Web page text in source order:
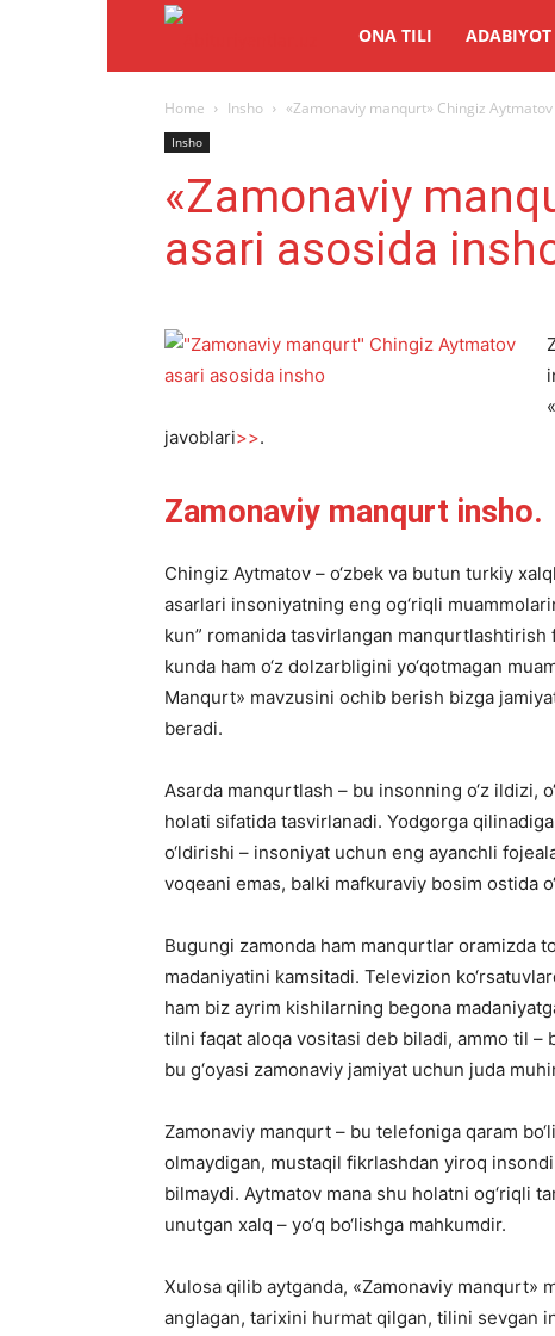
Abituriyentlar.uz
ONA TILI ADABIYOT
Home Insho «Zamonaviy manqurt» Chingiz
Insho
«Zamonaviy
asari asosida
javoblari>>.
Zamonaviy manqurt insho.
Chingiz Aytmatov – o‘zbek va butun turkiy
asarlari insoniyatning eng og‘riqli
kun” romanida tasvirlangan manqurtlashtirish
kunda ham o‘z dolzarbligini yo‘qotmagan
Manqurt» mavzusini ochib berish bizga
beradi.
Asarda manqurtlash – bu insonning o‘z ildizi,
holati sifatida tasvirlanadi. Yodgorga
o‘ldirishi – insoniyat uchun eng ayanchli
voqeani emas, balki mafkuraviy bosim ostida
Bugungi zamonda ham manqurtlar oramizda
madaniyatini kamsitadi. Televizion
ham biz ayrim kishilarning begona
tilni faqat aloqa vositasi deb biladi, ammo til
bu g‘oyasi zamonaviy jamiyat uchun juda
Zamonaviy manqurt – bu telefoniga qaram
olmaydigan, mustaqil fikrlashdan yiroq
bilmaydi. Aytmatov mana shu holatni og‘riqli
unutgan xalq – yo‘q bo‘lishga mahkumdir.
Xulosa qilib aytganda, «Zamonaviy manqurt»
anglagan, tarixini hurmat qilgan, tilini sevgan